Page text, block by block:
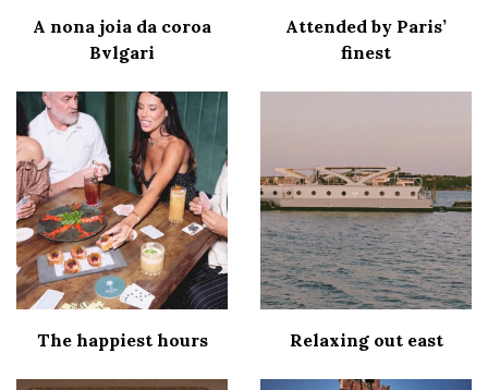
A nona joia da coroa
Bvlgari
Attended by Paris’
finest
The happiest hours Relaxing out east